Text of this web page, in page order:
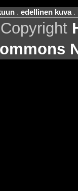
. edellinen kuva.